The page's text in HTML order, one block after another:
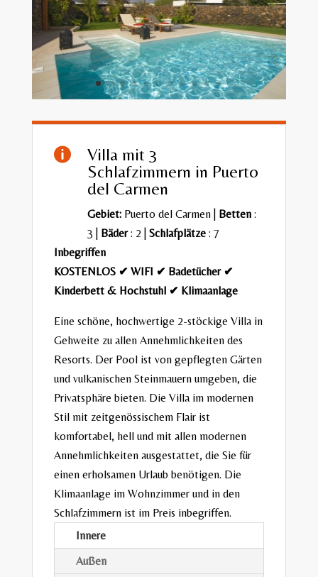

Villa mit 3
Schlafzimmern in Puerto
del Carmen
Gebiet:Puerto del Carmen Betten:
3 | Bäder: 2 | Schlafplätze: 7
Inbegriffen
KOSTENLOS ✔ WIFI ✔ Badetücher ✔
Kinderbett & Hochstuhl ✔ Klimaanlage
Eine schöne, hochwertige 2-stöckige Villa in
Gehweite zu allen Annehmlichkeiten des
Resorts. Der Pool ist von gepflegten Gärten
und vulkanischen Steinmauern umgeben, die
Privatsphäre bieten. Die Villa im modernen
Stil mit zeitgenössischem Flair ist
komfortabel, hell und mit allen modernen
Annehmlichkeiten ausgestattet, die Sie für
einen erholsamen Urlaub benötigen. Die
Klimaanlage im Wohnzimmer und in den
Schlafzimmern ist im Preis inbegriffen.
Innere
Außen